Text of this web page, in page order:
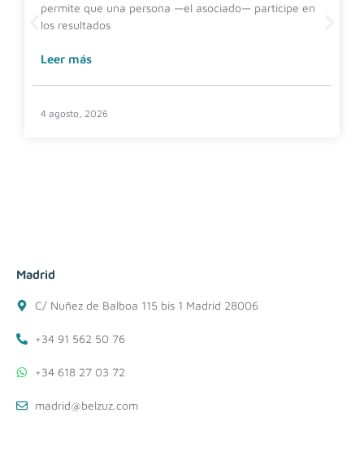
permite que una persona —el asociado— participe en
los resultados
Leer más
4 agosto, 2026
Madrid
C/ Nuñez de Balboa 115 bis 1 Madrid 28006
+34 91 562 50 76
+34 618 27 03 72
madrid@belzuz.com